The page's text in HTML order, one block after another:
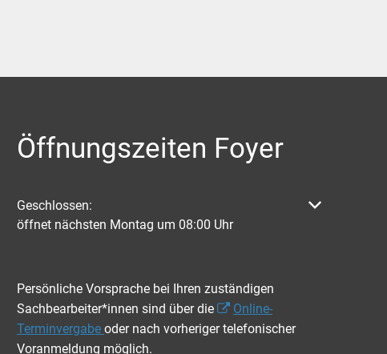
Öffnungszeiten Foyer
Klicken, um weitere Öffnungs- oder Schließzeiten auszublenden
Geschlossen:
öffnet nächsten Montag um 08:00 Uhr
Persönliche Vorsprache bei Ihren zuständigen
Sachbearbeiter*innen sind über die
Online-
Terminvergabe oder nach vorheriger telefonischer
Voranmeldung möglich.